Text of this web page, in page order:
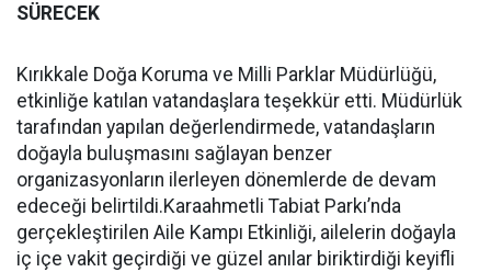
SÜRECEK
Kırıkkale Doğa Koruma ve Milli Parklar Müdürlüğü,
etkinliğe katılan vatandaşlara teşekkür etti. Müdürlük
tarafından yapılan değerlendirmede, vatandaşların
doğayla buluşmasını sağlayan benzer
organizasyonların ilerleyen dönemlerde de devam
edeceği belirtildi.Karaahmetli Tabiat Parkı’nda
gerçekleştirilen Aile Kampı Etkinliği, ailelerin doğayla
iç içe vakit geçirdiği ve güzel anılar biriktirdiği keyifli